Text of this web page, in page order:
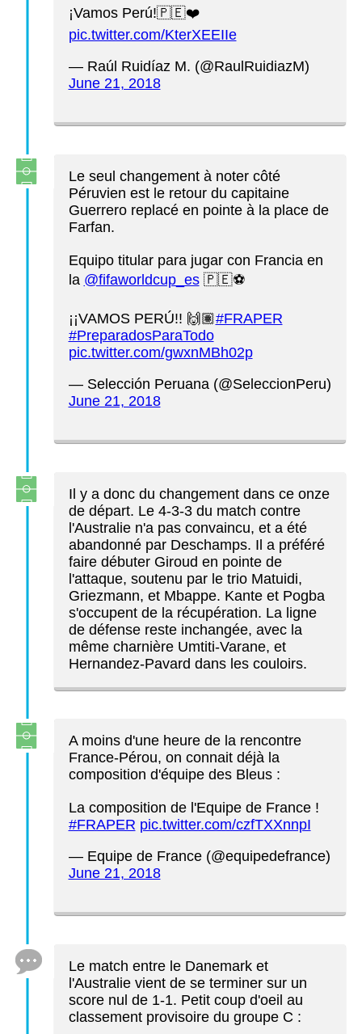
¡Vamos Perú!🇵🇪❤️
pic.twitter.com/KterXEEIIe
— Raúl Ruidíaz M. (@RaulRuidiazM)
June 21, 2018
Le seul changement à noter côté
Péruvien est le retour du capitaine
Guerrero replacé en pointe à la place de
Farfan.
Equipo titular para jugar con Francia en
la @fifaworldcup_es🇵🇪⚽️
¡¡VAMOS PERÚ!! 🙌🏽#FRAPER
#PreparadosParaTodo
pic.twitter.com/gwxnMBh02p
— Selección Peruana (@SeleccionPeru)
June 21, 2018
Il y a donc du changement dans ce onze
de départ. Le 4-3-3 du match contre
l'Australie n'a pas convaincu, et a été
abandonné par Deschamps. Il a préféré
faire débuter Giroud en pointe de
l'attaque, soutenu par le trio Matuidi,
Griezmann, et Mbappe. Kante et Pogba
s'occupent de la récupération. La ligne
de défense reste inchangée, avec la
même charnière Umtiti-Varane, et
Hernandez-Pavard dans les couloirs.
A moins d'une heure de la rencontre
France-Pérou, on connait déjà la
composition d'équipe des Bleus :
La composition de l'Equipe de France !
#FRAPER pic.twitter.com/czfTXXnnpI
— Equipe de France (@equipedefrance)
June 21, 2018
Le match entre le Danemark et
l'Australie vient de se terminer sur un
score nul de 1-1. Petit coup d'oeil au
classement provisoire du groupe C :